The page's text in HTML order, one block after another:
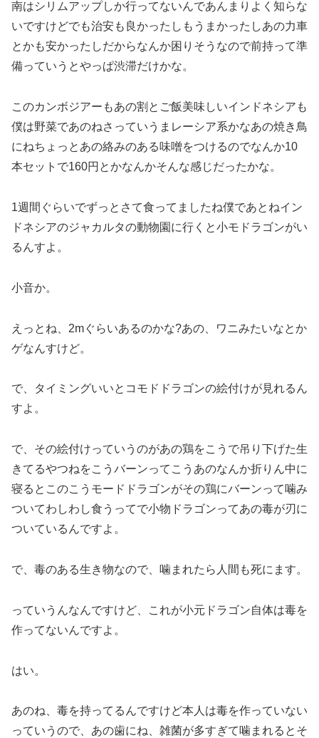
南はシリムアップしか行ってないんであんまりよく知らな
いですけどでも治安も良かったしもうまかったしあの力車
とかも安かったしだからなんか困りそうなので前持って準
備っていうとやっぱ渋滞だけかな。
このカンボジアーもあの割とご飯美味しいインドネシアも
僕は野菜であのねさっていうまレーシア系かなあの焼き鳥
にねちょっとあの絡みのある味噌をつけるのでなんか10
本セットで160円とかなんかそんな感じだったかな。
1週間ぐらいでずっとさて食ってましたね僕であとねイン
ドネシアのジャカルタの動物園に行くと小モドラゴンがい
るんすよ。
小音か。
えっとね、2mぐらいあるのかな?あの、ワニみたいなとか
ゲなんすけど。
で、タイミングいいとコモドドラゴンの絵付けが見れるん
すよ。
で、その絵付けっていうのがあの鶏をこうで吊り下げた生
きてるやつねをこうバーンってこうあのなんか折りん中に
寝るとこのこうモードドラゴンがその鶏にバーンって噛み
ついてわしわし食うってで小物ドラゴンってあの毒が刃に
ついているんですよ。
で、毒のある生き物なので、噛まれたら人間も死にます。
っていうんなんですけど、これが小元ドラゴン自体は毒を
作ってないんですよ。
はい。
あのね、毒を持ってるんですけど本人は毒を作っていない
っていうので、あの歯にね、雑菌が多すぎて噛まれるとそ